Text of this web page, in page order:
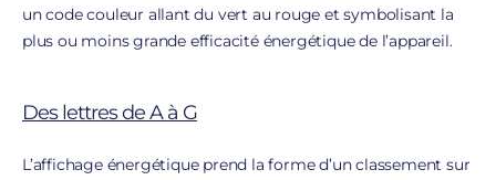
un code couleur allant du vert au rouge et symbolisant la
plus ou moins grande efficacité énergétique de l’appareil.
Des lettres de A à G
L’affichage énergétique prend la forme d’un classement sur